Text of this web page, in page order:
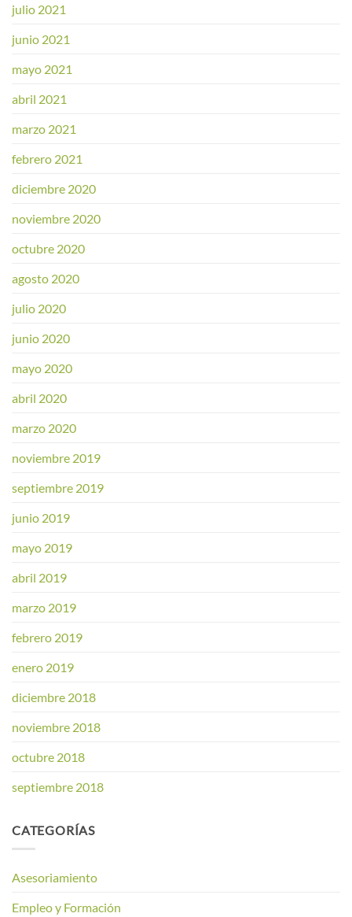
julio 2021
junio 2021
mayo 2021
abril 2021
marzo 2021
febrero 2021
diciembre 2020
noviembre 2020
octubre 2020
agosto 2020
julio 2020
junio 2020
mayo 2020
abril 2020
marzo 2020
noviembre 2019
septiembre 2019
junio 2019
mayo 2019
abril 2019
marzo 2019
febrero 2019
enero 2019
diciembre 2018
noviembre 2018
octubre 2018
septiembre 2018
CATEGORÍAS
Asesoriamiento
Empleo y Formación